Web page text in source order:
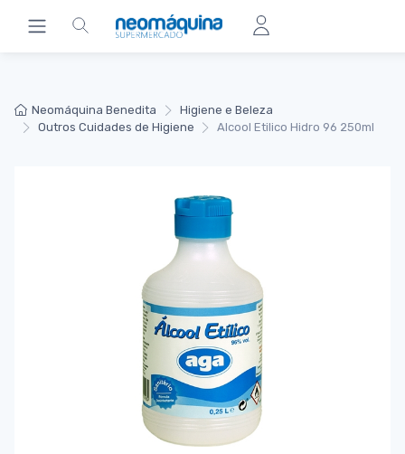
Neomáquina Benedita
Higiene e Beleza
Outros Cuidades de Higiene
Alcool Etilico Hidro 96 250ml